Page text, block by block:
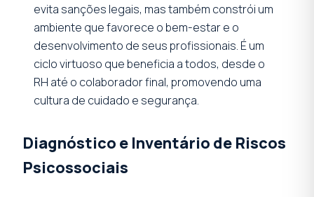
evita sanções legais, mas também constrói um
ambiente que favorece o bem-estar e o
desenvolvimento de seus profissionais. É um
ciclo virtuoso que beneficia a todos, desde o
RH até o colaborador final, promovendo uma
cultura de cuidado e segurança.
Diagnóstico e Inventário de Riscos
Psicossociais